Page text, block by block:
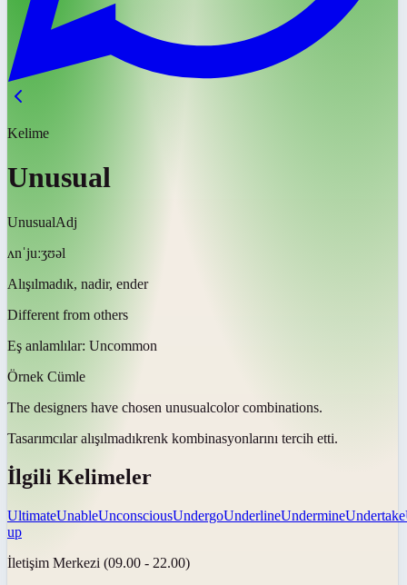
Kelime
Unusual
UnusualAdj
ʌnˈjuːʒʊəl
Alışılmadık, nadir, ender
Different from others
Eş anlamlılar: Uncommon
Örnek Cümle
The designers have chosen unusualcolor combinations.
Tasarımcılar alışılmadıkrenk kombinasyonlarını tercih etti.
İlgili Kelimeler
UltimateUnableUnconsciousUndergoUnderlineUndermineUndertake
up
İletişim Merkezi (09.00 - 22.00)